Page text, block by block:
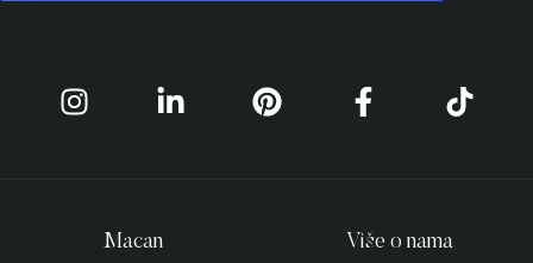
Macan Više o nama